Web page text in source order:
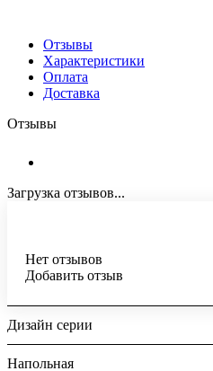
Отзывы
Характеристики
Оплата
Доставка
Отзывы
Загрузка отзывов...
Нет отзывов
Добавить отзыв
Дизайн серии
Напольная